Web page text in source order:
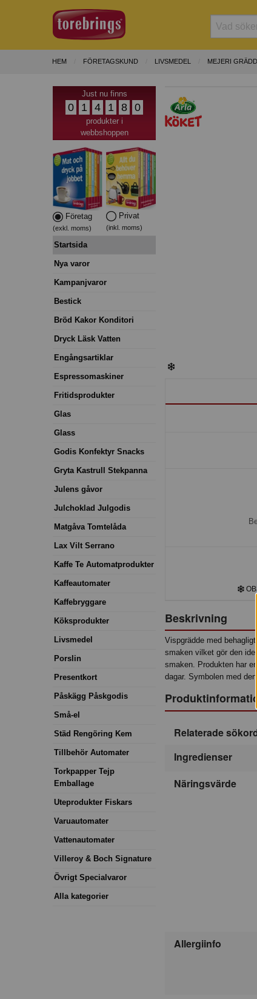
HEM FÖRETAGSKUND LIVSMEDEL MEJERI
Just nu finns
0 1 4 1 8 0
produkter i
webbshoppen
Företag
(exkl. moms)
Privat
(inkl. moms)
Startsida
Nya varor
Kampanjvaror
Bestick
Bröd Kakor Konditori
Dryck Läsk Vatten
Engångsartiklar
Espressomaskiner
Fritidsprodukter
Glas
Glass
Godis Konfektyr Snacks
Gryta Kastrull Stekpanna
Julens gåvor
Julchoklad Julgodis
Matgåva Tomtelåda
Lax Vilt Serrano
Kaffe Te Automatprodukter
Kaffeautomater
Kaffebryggare
Köksprodukter
Livsmedel
Porslin
Presentkort
Påskägg Påskgodis
Små-el
Städ Rengöring Kem
Tillbehör Automater
Torkpapper Tejp
Emballage
Uteprodukter Fiskars
Varuautomater
Vattenautomater
Villeroy & Boch Signature
Övrigt Specialvaror
Alla kategorier
Beskrivning
Vispgrädde med
smaken vilket gör den
smaken. Produkten har
dagar. Symbolen med
Relaterade
Ingredienser
Näringsvärde
Allergiinfo